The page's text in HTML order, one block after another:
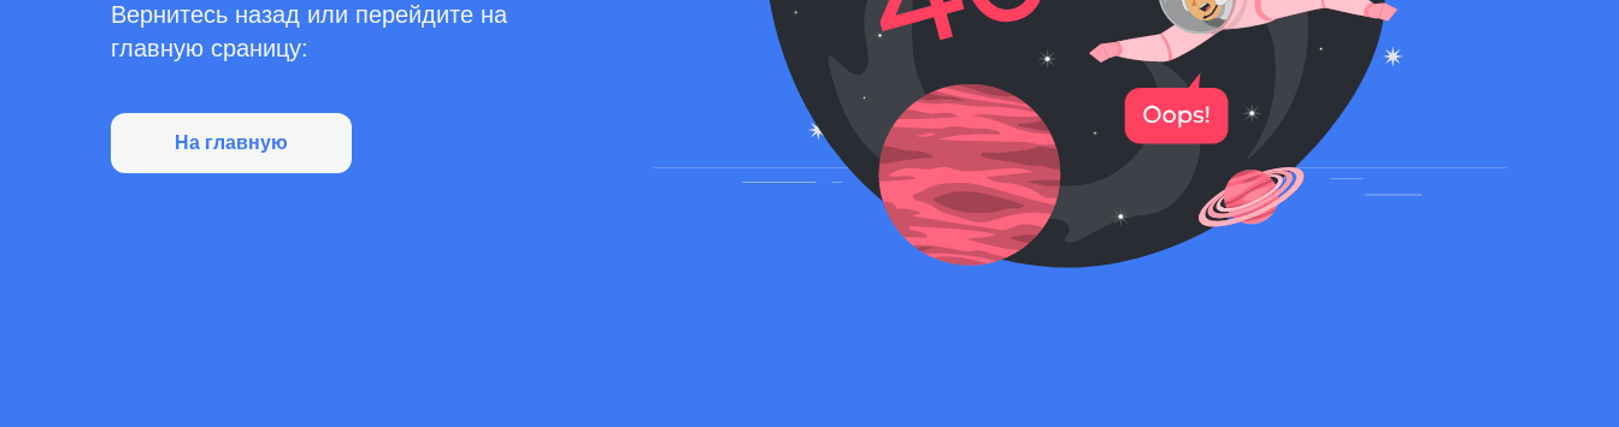
Вернитесь назад или перейдите на
главную сраницу:
На главную